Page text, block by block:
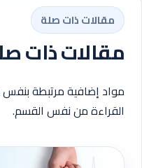
مقالات ذات صلة
مقالات ذات
مواد إضافية مرتبطة
القراءة من نفس القسم.